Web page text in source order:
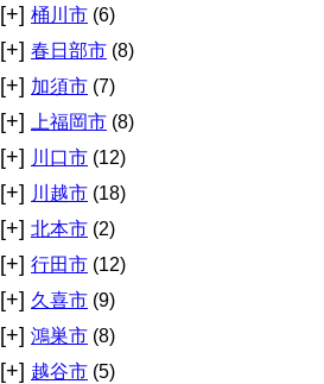
[+] 桶川市 (6)
[+] 春日部市 (8)
[+] 加須市 (7)
[+] 上福岡市 (8)
[+] 川口市 (12)
[+] 川越市 (18)
[+] 北本市 (2)
[+] 行田市 (12)
[+] 久喜市 (9)
[+] 鴻巣市 (8)
[+] 越谷市 (5)